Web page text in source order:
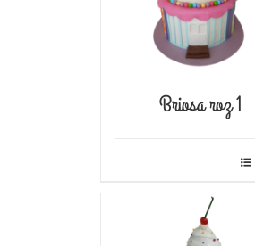
Briosa roz 1